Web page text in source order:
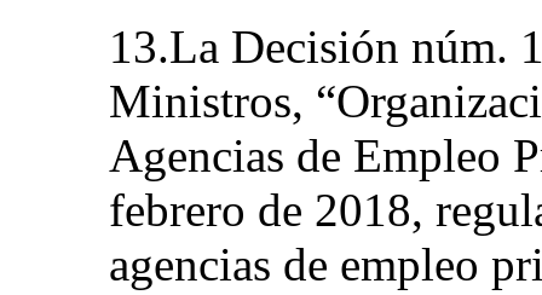
13.La Decisión núm.
Ministros,
Agencias de Empleo
febrero de 2018,
agencias de empleo